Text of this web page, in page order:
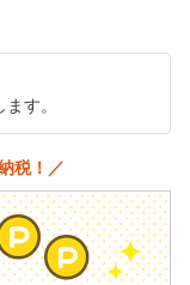
す。
税！／